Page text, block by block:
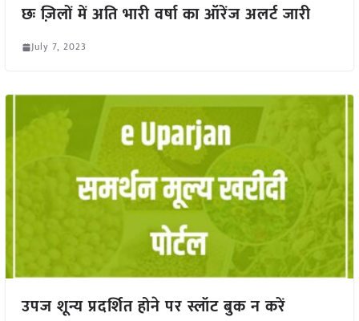
छः ज़िलों में अति भारी वर्षा का ऑरेंज अलर्ट जारी
July 7, 2023
उपज शून्य प्रदर्शित होने पर स्लॉट बुक न करें